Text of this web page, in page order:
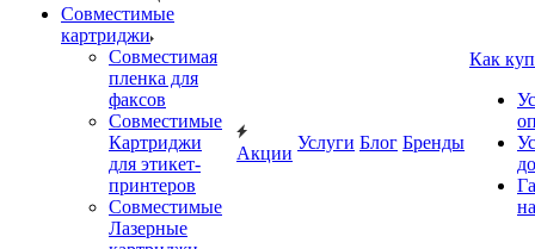
Совместимые
картриджи
Совместимая
пленка для
факсов
Совместимые
Картриджи
для этикет-
принтеров
Совместимые
Лазерные
Акции
Услуги Блог Бренды
Как